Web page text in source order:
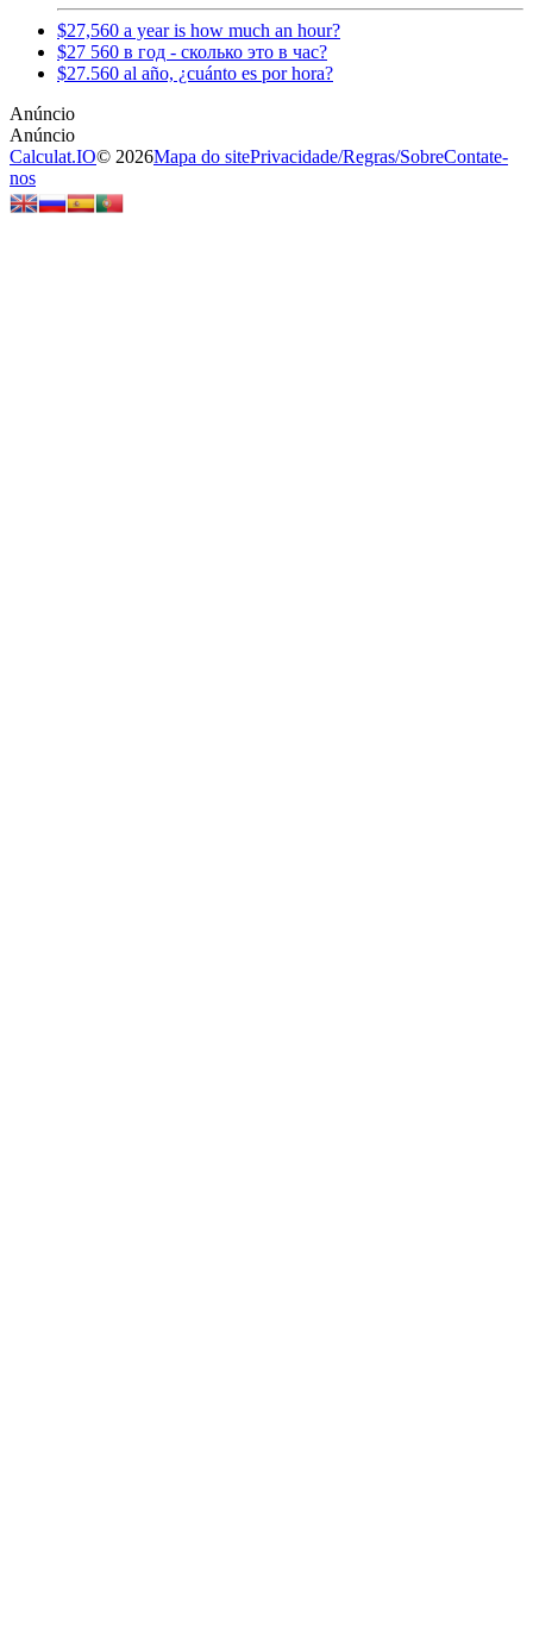
$27,560 a year is how much an hour?
$27 560 в год - сколько это в час?
$27.560 al año, ¿cuánto es por hora?
Calculat.IO© 2026Mapa do sitePrivacidade/Regras/SobreContate-
nos